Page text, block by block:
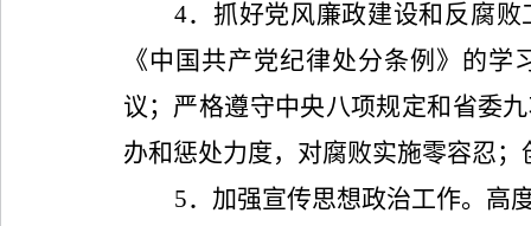
4．抓好党风廉政建设和反腐
《中国共产党纪律处分条例》的学
议；严格遵守中央八项规定和省委
办和惩处力度，对腐败实施零容忍
5．加强宣传思想政治工作。高